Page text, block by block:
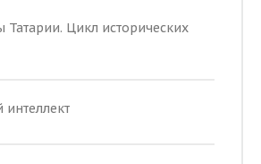
Татарии. Цикл исторических
интеллект